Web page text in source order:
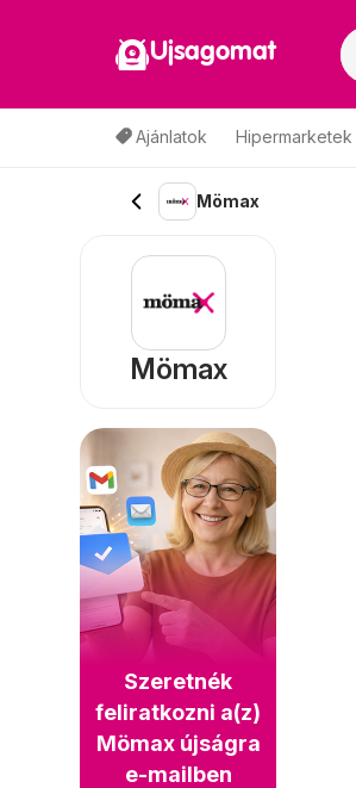
Ujsagomat
Ajánlatok Hipermarketek
Mömax
Mömax
Szeretnék
feliratkozni a(z)
Mömax újságra
e-mailben